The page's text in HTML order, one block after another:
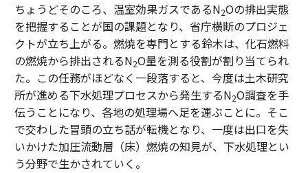
ちょうどそのころ、温室効果ガスであるN2Oの排出実態
を把握することが国の課題となり、省庁横断のプロジェ
クトが立ち上がる。燃焼を専門とする鈴木は、化石燃料
の燃焼から排出されるN2O量を測る役割が割り当てられ
た。この任務がほどなく一段落すると、今度は土木研究
所が進める下水処理プロセスから発生するN2O調査を手
伝うことになり、各地の処理場へ足を運ぶことに。そこ
で交わした冒頭の立ち話が転機となり、一度は出口を失
いかけた加圧流動層（床）燃焼の知見が、下水処理とい
う分野で生かされていく。